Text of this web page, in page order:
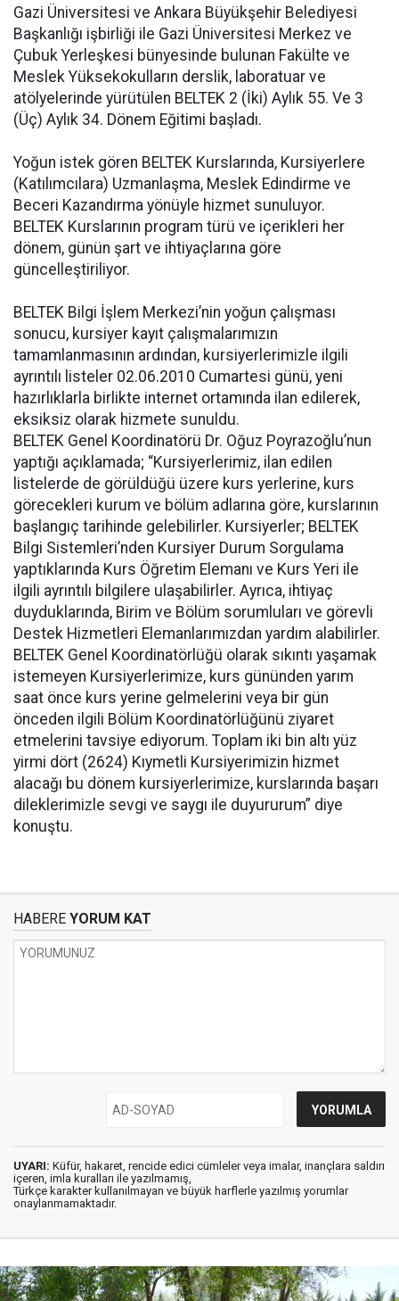
Gazi Üniversitesi ve Ankara Büyükşehir Belediyesi
Başkanlığı işbirliği ile Gazi Üniversitesi Merkez ve
Çubuk Yerleşkesi bünyesinde bulunan Fakülte ve
Meslek Yüksekokulların derslik, laboratuar ve
atölyelerinde yürütülen BELTEK 2 (İki) Aylık 55. Ve 3
(Üç) Aylık 34. Dönem Eğitimi başladı.
Yoğun istek gören BELTEK Kurslarında, Kursiyerlere
(Katılımcılara) Uzmanlaşma, Meslek Edindirme ve
Beceri Kazandırma yönüyle hizmet sunuluyor.
BELTEK Kurslarının program türü ve içerikleri her
dönem, günün şart ve ihtiyaçlarına göre
güncelleştiriliyor.
BELTEK Bilgi İşlem Merkezi’nin yoğun çalışması
sonucu, kursiyer kayıt çalışmalarımızın
tamamlanmasının ardından, kursiyerlerimizle ilgili
ayrıntılı listeler 02.06.2010 Cumartesi günü, yeni
hazırlıklarla birlikte internet ortamında ilan edilerek,
eksiksiz olarak hizmete sunuldu.
BELTEK Genel Koordinatörü Dr. Oğuz Poyrazoğlu’nun
yaptığı açıklamada; “Kursiyerlerimiz, ilan edilen
listelerde de görüldüğü üzere kurs yerlerine, kurs
görecekleri kurum ve bölüm adlarına göre, kurslarının
başlangıç tarihinde gelebilirler. Kursiyerler; BELTEK
Bilgi Sistemleri’nden Kursiyer Durum Sorgulama
yaptıklarında Kurs Öğretim Elemanı ve Kurs Yeri ile
ilgili ayrıntılı bilgilere ulaşabilirler. Ayrıca, ihtiyaç
duyduklarında, Birim ve Bölüm sorumluları ve görevli
Destek Hizmetleri Elemanlarımızdan yardım alabilirler.
BELTEK Genel Koordinatörlüğü olarak sıkıntı yaşamak
istemeyen Kursiyerlerimize, kurs gününden yarım
saat önce kurs yerine gelmelerini veya bir gün
önceden ilgili Bölüm Koordinatörlüğünü ziyaret
etmelerini tavsiye ediyorum. Toplam iki bin altı yüz
yirmi dört (2624) Kıymetli Kursiyerimizin hizmet
alacağı bu dönem kursiyerlerimize, kurslarında başarı
dileklerimizle sevgi ve saygı ile duyururum” diye
konuştu.
HABERE YORUM KAT
UYARI: Küfür, hakaret, rencide edici cümleler veya imalar, inançlara saldırı
içeren, imla kuralları ile yazılmamış,
Türkçe karakter kullanılmayan ve büyük harflerle yazılmış yorumlar
onaylanmamaktadır.